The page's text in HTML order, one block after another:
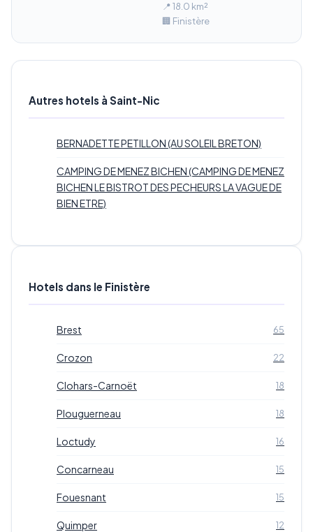
📍 18.0 km²
🏢 Finistère
Autres hotels à Saint-Nic
BERNADETTE PETILLON (AU SOLEIL BRETON)
CAMPING DE MENEZ BICHEN (CAMPING DE MENEZ
BICHEN LE BISTROT DES PECHEURS LA VAGUE DE
BIEN ETRE)
Hotels dans le Finistère
Brest 65
Crozon 22
Clohars-Carnoët 18
Plouguerneau 18
Loctudy 16
Concarneau 15
Fouesnant 15
Quimper 12